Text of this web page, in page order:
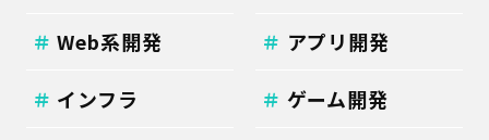
Web系開発 アプリ開発
インフラ ゲーム開発